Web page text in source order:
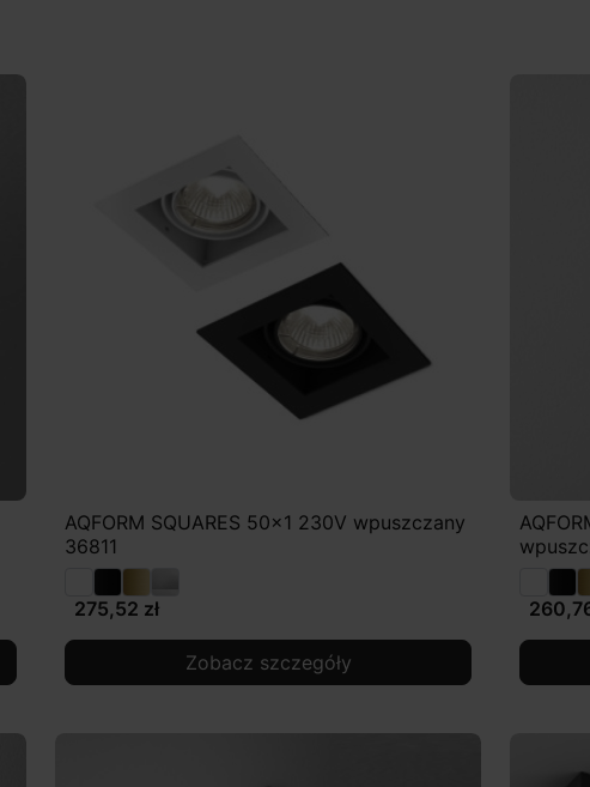
AQFORM SQUARES 50x1 230V wpuszczany
36811
275,52 zł
Zobacz szczegóły